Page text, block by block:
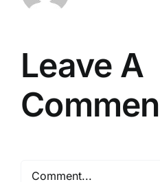
Leave A
Comment